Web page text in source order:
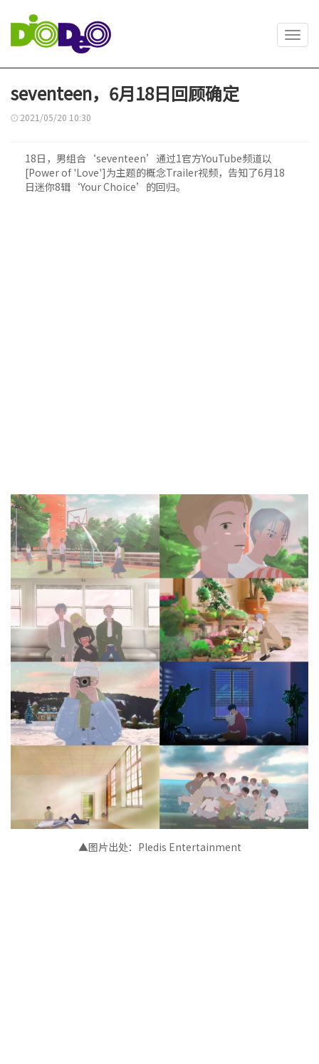
seventeen，6月18日回顾确定
2021/05/20 10:30
18日，男组合‘seventeen’通过1官方YouTube频道以
[Power of 'Love']为主题的概念Trailer视频，告知了6月18
日迷你8辑‘Your Choice’的回归。
▲图片出处：Pledis Entertainment